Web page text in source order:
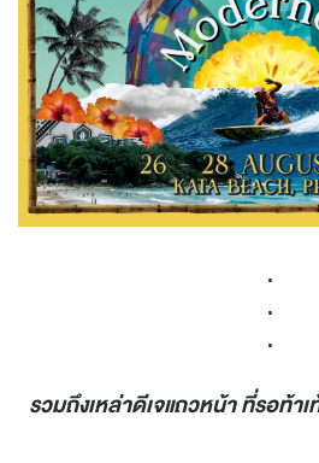
.
.
.
รวมถึงเหล่าดีเจแถวหน้า ที่รอท้